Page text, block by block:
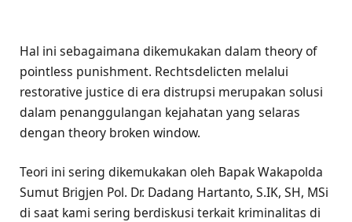
Hal ini sebagaimana dikemukakan dalam theory of
pointless punishment. Rechtsdelicten melalui
restorative justice di era distrupsi merupakan solusi
dalam penanggulangan kejahatan yang selaras
dengan theory broken window.
Teori ini sering dikemukakan oleh Bapak Wakapolda
Sumut Brigjen Pol. Dr. Dadang Hartanto, S.IK, SH, MSi
di saat kami sering berdiskusi terkait kriminalitas di